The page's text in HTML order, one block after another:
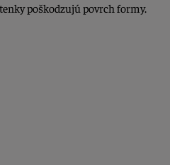
poškodzujú povrch formy.